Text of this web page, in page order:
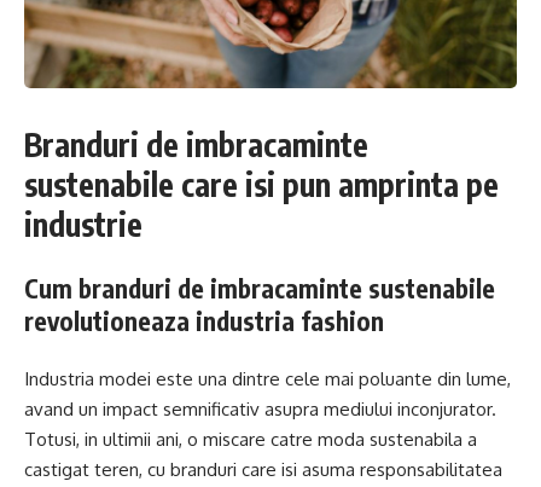
Branduri de imbracaminte
sustenabile care isi pun amprinta pe
industrie
Cum branduri de imbracaminte sustenabile
revolutioneaza industria fashion
Industria modei este una dintre cele mai poluante din lume,
avand un impact semnificativ asupra mediului inconjurator.
Totusi, in ultimii ani, o miscare catre moda sustenabila a
castigat teren, cu branduri care isi asuma responsabilitatea